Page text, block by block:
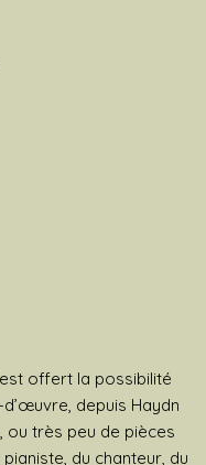
offert la possibilité
depuis Haydn
ou très peu de pièces
du chanteur, du